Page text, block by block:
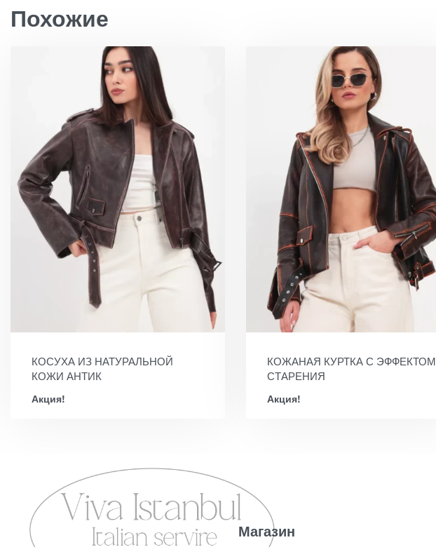
Похожие
КОСУХА ИЗ НАТУРАЛЬНОЙ
КОЖИ АНТИК
Акция!
КОЖАНАЯ КУРТКА С ЭФФЕКТОМ
СТАРЕНИЯ
Акция!
Магазин